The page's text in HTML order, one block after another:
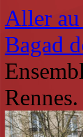
Aller
Bagad
Rennes.